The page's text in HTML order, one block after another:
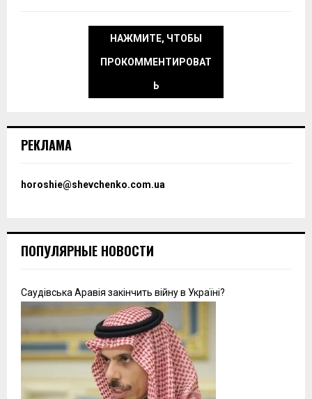
НАЖМИТЕ, ЧТОБЫ
ПРОКОММЕНТИРОВАТ
Ь
РЕКЛАМА
horoshie@shevchenko.com.ua
ПОПУЛЯРНЫЕ НОВОСТИ
Саудівська Аравія закінчить війну в Україні?